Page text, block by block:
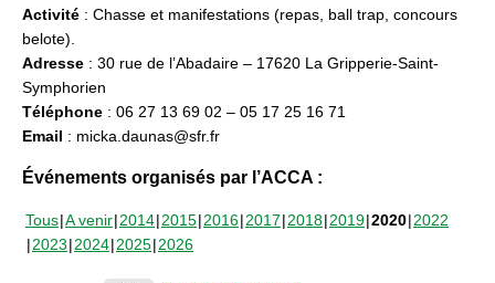
Activité : Chasse et manifestations (repas, ball trap, concours
belote).
Adresse : 30 rue de l’Abadaire – 17620 La Gripperie-Saint-
Symphorien
Téléphone : 06 27 13 69 02 – 05 17 25 16 71
Email : micka.daunas@sfr.fr
Événements organisés par l’ACCA :
Tous A venir 2014 2015 2016 2017 2018 2019 2020 2022
2023 2024 2025 2026